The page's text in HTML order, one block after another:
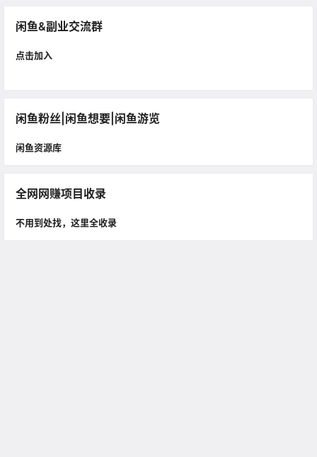
闲鱼&副业交流群
点击加入
闲鱼粉丝|闲鱼想要|闲鱼游览
闲鱼资源库
全网网赚项目收录
不用到处找，这里全收录